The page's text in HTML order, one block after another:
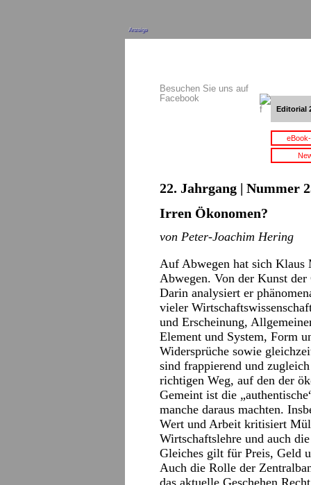
Anzeige
Besuchen Sie uns auf
Facebook
Editorial
22. Jahrgang | Nummer
Irren Ökonomen?
von Peter-Joachim Hering
Auf Abwegen hat sich Klaus
Abwegen. Von der Kunst der
Darin analysiert er
vieler
und Erscheinung,
Element und System, Form
Widersprüche sowie
sind frappierend und
richtigen Weg, auf den der
Gemeint ist die
manche daraus machten.
Wert und Arbeit kritisiert
Wirtschaftslehre und auch
Gleiches gilt für Preis, Geld
Auch die Rolle der
das aktuelle Geschehen